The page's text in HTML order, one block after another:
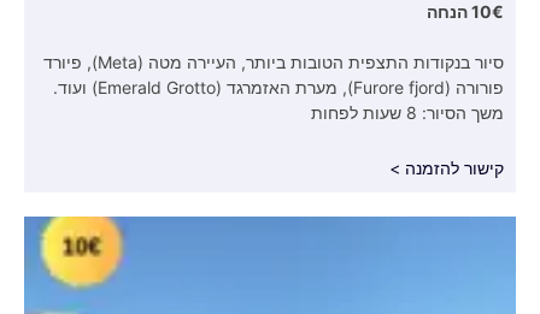
10€ הנחה
סיור בנקודות התצפית הטובות ביותר, העיירה מטה (Meta), פיורד
פורורה (Furore fjord), מערת האזמרגד (Emerald Grotto) ועוד.
משך הסיור: 8 שעות לפחות
קישור להזמנה >